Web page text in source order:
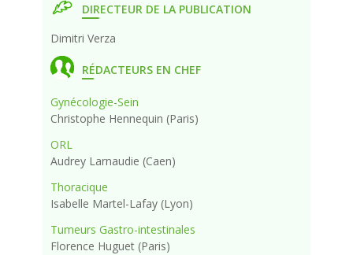
DIRECTEUR DE LA PUBLICATION
Dimitri Verza
RÉDACTEURS EN CHEF
Gynécologie-Sein
Christophe Hennequin (Paris)
ORL
Audrey Larnaudie (Caen)
Thoracique
Isabelle Martel-Lafay (Lyon)
Tumeurs Gastro-intestinales
Florence Huguet (Paris)